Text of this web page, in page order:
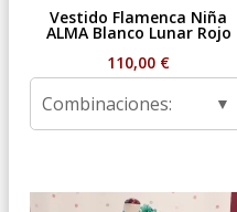
Vestido Flamenca Niña
ALMA Blanco Lunar Rojo
110,00 €
Combinaciones: